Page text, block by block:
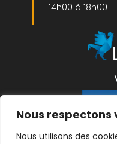
Nous respectons
Nous utilisons des
14h00 à 18h00